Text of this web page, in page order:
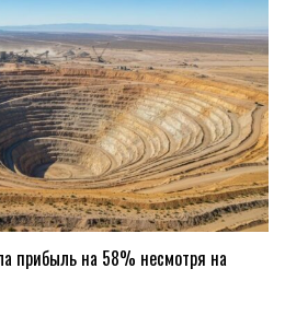
прибыль на 58% несмотря на